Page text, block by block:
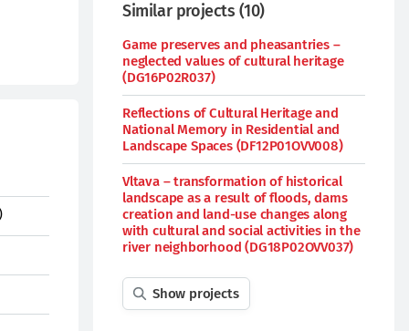
Similar projects (10)
Game preserves and pheasantries –
neglected values of cultural heritage
(DG16P02R037)
Reflections of Cultural Heritage and
National Memory in Residential and
Landscape Spaces (DF12P01OVV008)
Vltava – transformation of historical
landscape as a result of floods, dams
creation and land-use changes along
with cultural and social activities in the
river neighborhood (DG18P02OVV037)
Show projects